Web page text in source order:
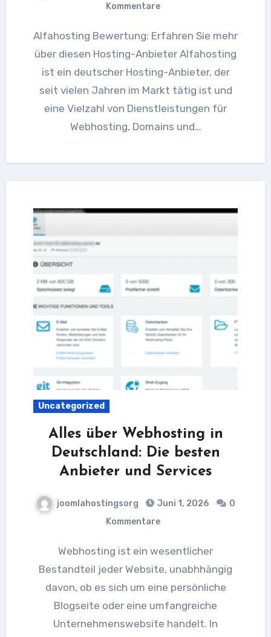
Kommentare
Alfahosting Bewertung: Erfahren Sie mehr
über diesen Hosting-Anbieter Alfahosting
ist ein deutscher Hosting-Anbieter, der
seit vielen Jahren im Markt tätig ist und
eine Vielzahl von Dienstleistungen für
Webhosting, Domains und…
Uncategorized
Alles über Webhosting in
Deutschland: Die besten
Anbieter und Services
joomlahostingsorg Juni 1, 2026
0
Kommentare
Webhosting ist ein wesentlicher
Bestandteil jeder Website, unabhhängig
davon, ob es sich um eine persönliche
Blogseite oder eine umfangreiche
Unternehmenswebsite handelt. In